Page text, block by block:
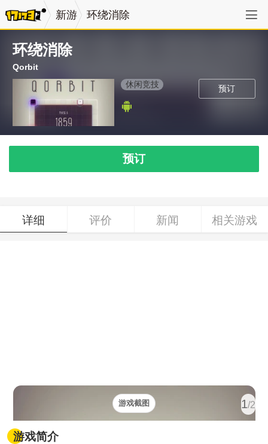
新游 环绕消除
环绕消除
Qorbit
预订
休闲竞技
预订
详细 评价 新闻 相关游戏
1/2
游戏截图
游戏简介